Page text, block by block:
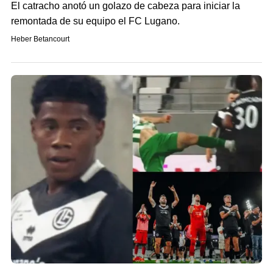
El catracho anotó un golazo de cabeza para iniciar la
remontada de su equipo el FC Lugano.
Heber Betancourt